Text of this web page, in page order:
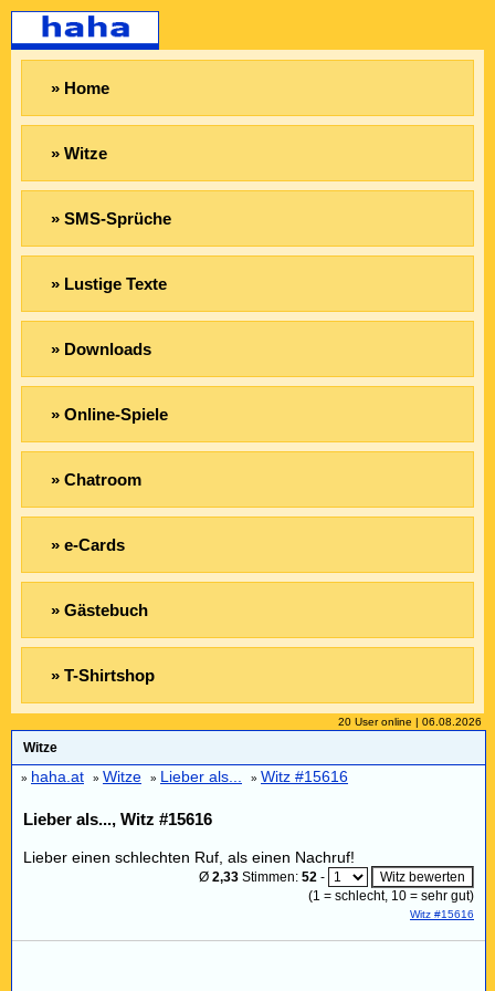
» Home
» Witze
» SMS-Sprüche
» Lustige Texte
» Downloads
» Online-Spiele
» Chatroom
» e-Cards
» Gästebuch
» T-Shirtshop
20 User online | 06.08.2026
Witze
» haha.at » Witze » Lieber als... » Witz #15616
Lieber als..., Witz #15616
Lieber einen schlechten Ruf, als einen Nachruf!
Ø 2,33 Stimmen: 52 -
(1 = schlecht, 10 = sehr gut)
Witz #15616